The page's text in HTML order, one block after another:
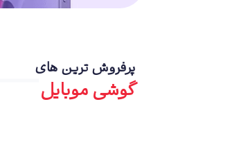
پرفروش ترین های
گوشی موبایل